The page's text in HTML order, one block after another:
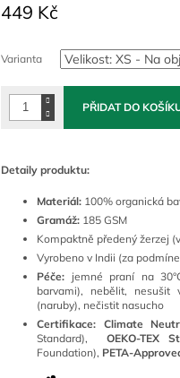
449 Kč
cena:
Varianta
PŘIDAT DO
Detaily produktu:
Materiál: 100% organická
Gramáž: 185 GSM
Kompaktně předený žerzej
Vyrobeno v Indii (za
Péče: jemné praní na
barvami), nebělit,
(naruby), nečistit nasucho
Certifikace: Climate
Standard),
OEKO-TEX
Foundation), PETA-